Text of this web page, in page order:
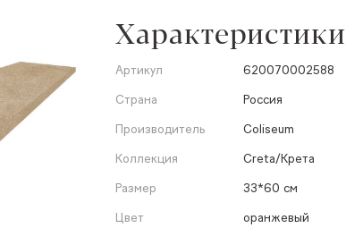
Характеристики
Артикул
620070002588
Страна
Россия
Производитель
Coliseum
Коллекция
Creta/Крета
Размер
33*60 см
Цвет
оранжевый